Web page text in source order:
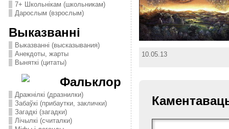
7+ Школьнікам (школьникам)
Дарослым (взрослым)
Выказванні
Выказванні (высказывания)
Анекдоты, жарты
Выняткі (цитаты)
Фальклор
Дражнілкі (дразнилки)
Забаўкі (прибаутки, заклички)
Загадкі (загадки)
Лічылкі (считалки)
10.05.13